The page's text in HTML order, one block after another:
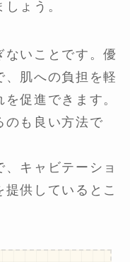
ょう。
ないことです。優
、肌への負担を軽
促進できます。
のも良い方法で
キャビテーショ
供しているとこ